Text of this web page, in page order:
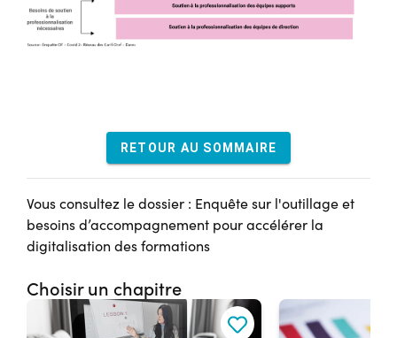
RETOUR AU SOMMAIRE
Vous consultez le dossier : Enquête sur l'outillage et
besoins d’accompagnement pour accélérer la
digitalisation des formations
Choisir un chapitre